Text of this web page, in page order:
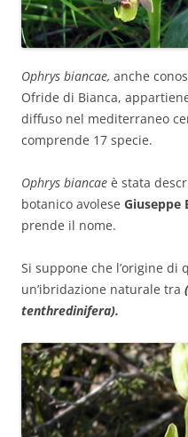
Ophrys biancae, anche
Ofride di Bianca,
diffuso nel mediterraneo
comprende 17 specie.
Ophrys biancae è stata
botanico avolese Giuseppe
prende il nome.
Si suppone che l’origine di
un’ibridazione naturale tra
tenthredinifera).